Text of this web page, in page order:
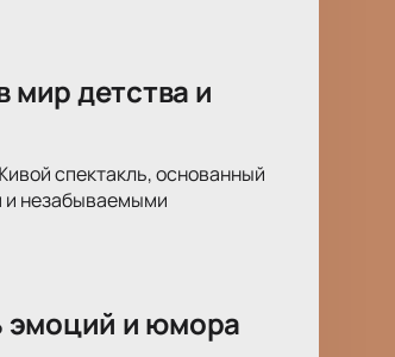
мир детства и
спектакль, основанный
и незабываемыми
эмоций и юмора